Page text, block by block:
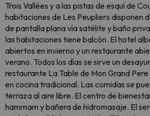
Trois Vallées y a las pistas de esquí de
habitaciones de Les Peupliers disponen
de pantalla plana vía satélite y baño
las habitaciones tiene balcón. El hotel
abiertos en invierno y un restaurante
verano. Todos los días se sirve un
restaurante La Table de Mon Grand
en cocina tradicional. Las comidas se
terraza al aire libre. El centro de
hammam y bañera de hidromasaje. El